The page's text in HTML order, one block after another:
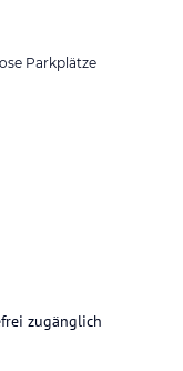
Parkplätze
zugänglich